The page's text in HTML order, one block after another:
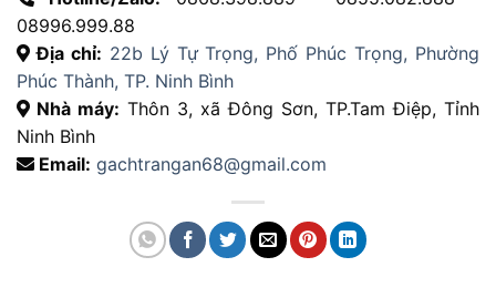
08996.999.88
Địa chỉ: 22b Lý Tự Trọng, Phố Phúc Trọng, Phường
Phúc Thành, TP. Ninh Bình
Nhà máy: Thôn 3, xã Đông Sơn, TP.Tam Điệp, Tỉnh
Ninh Bình
Email: gachtrangan68@gmail.com